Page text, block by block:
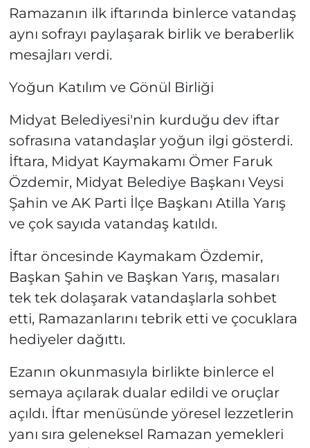
Ramazanın ilk iftarında binlerce vatandaş
aynı sofrayı paylaşarak birlik ve beraberlik
mesajları verdi.
Yoğun Katılım ve Gönül Birliği
Midyat Belediyesi'nin kurduğu dev iftar
sofrasına vatandaşlar yoğun ilgi gösterdi.
İftara, Midyat Kaymakamı Ömer Faruk
Özdemir, Midyat Belediye Başkanı Veysi
Şahin ve AK Parti İlçe Başkanı Atilla Yarış
ve çok sayıda vatandaş katıldı.
İftar öncesinde Kaymakam Özdemir,
Başkan Şahin ve Başkan Yarış, masaları
tek tek dolaşarak vatandaşlarla sohbet
etti, Ramazanlarını tebrik etti ve çocuklara
hediyeler dağıttı.
Ezanın okunmasıyla birlikte binlerce el
semaya açılarak dualar edildi ve oruçlar
açıldı. İftar menüsünde yöresel lezzetlerin
yanı sıra geleneksel Ramazan yemekleri